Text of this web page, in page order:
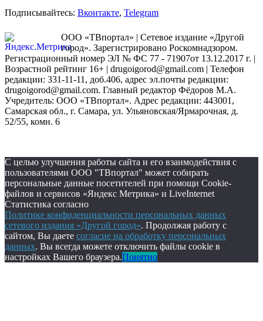
Подписывайтесь: Вконтакте, Telegram
ООО «ТВпортал» | Сетевое издание «Другой
город». Зарегистрировано Роскомнадзором.
Регистрационный номер ЭЛ № ФС 77 - 71907от 13.12.2017 г. |
Возрастной рейтинг 16+ | drugoigorod@gmail.com | Телефон
редакции: 331-11-11, доб.406, адрес эл.почты редакции:
drugoigorod@gmail.com. Главный редактор Фёдоров М.А.
Учредитель: ООО «ТВпортал». Адрес редакции: 443001,
Самарская обл., г. Самара, ул. Ульяновская/Ярмарочная, д.
52/55, комн. 6
С целью улучшения работы сайта и его взаимодействия с
пользователями ООО "ТВпортал" может собирать
персональные данные посетителей при помощи Cookie-
файлов и сервисов «Яндекс Метрика» и LiveInternet
Статистика согласно
Политике конфиденциальности персональных данных
сетевого издания «Другой город». Продолжая работу с
сайтом, Вы даете согласие на обработку персональных
данных. Вы всегда можете отключить файлы cookie в
настройках Вашего браузера.Понятно